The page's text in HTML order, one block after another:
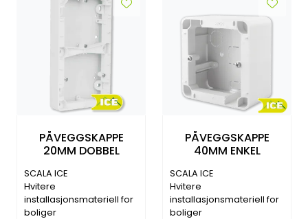
PÅVEGGSKAPPE
20MM DOBBEL
SCALA ICE
Hvitere
installasjonsmateriell for
boliger
PÅVEGGSKAPPE
40MM ENKEL
SCALA ICE
Hvitere
installasjonsmateriell for
boliger